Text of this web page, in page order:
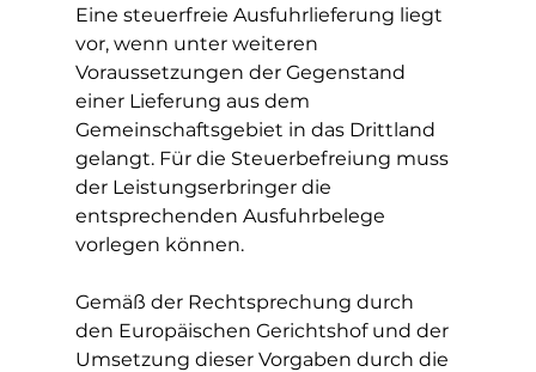
Eine steuerfreie Ausfuhrlieferung liegt
vor, wenn unter weiteren
Voraussetzungen der Gegenstand
einer Lieferung aus dem
Gemeinschaftsgebiet in das Drittland
gelangt. Für die Steuerbefreiung muss
der Leistungserbringer die
entsprechenden Ausfuhrbelege
vorlegen können.
Gemäß der Rechtsprechung durch
den Europäischen Gerichtshof und der
Umsetzung dieser Vorgaben durch die